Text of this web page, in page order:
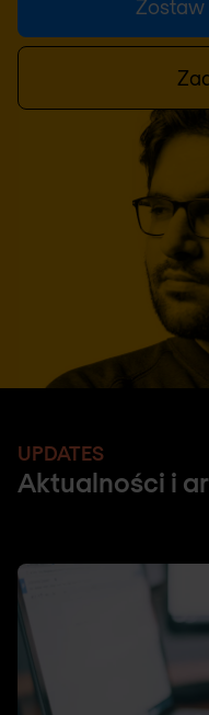
UPDATES
Aktualności i